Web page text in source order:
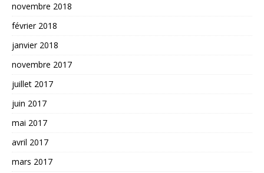
novembre 2018
février 2018
janvier 2018
novembre 2017
juillet 2017
juin 2017
mai 2017
avril 2017
mars 2017